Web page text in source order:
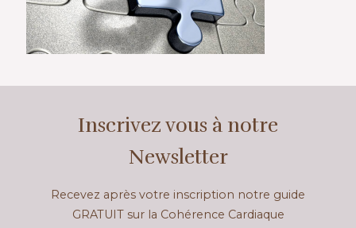
Inscrivez vous à notre
Newsletter
Recevez après votre inscription notre guide
GRATUIT sur la Cohérence Cardiaque